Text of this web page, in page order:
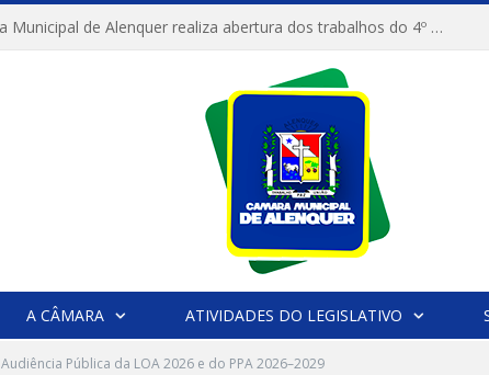
Câmara Municipal de Alenquer realiza abertura dos trabalhos do 4º Período Legislativo
A CÂMARA ATIVIDADES DO LEGISLATIVO
Audiência Pública da LOA 2026 e do PPA 2026–2029